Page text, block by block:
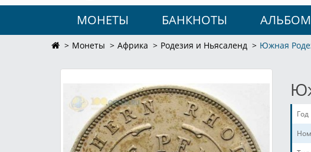
МОНЕТЫ БАНКНОТЫ
Монеты Африка Родезия и Ньясаленд Южная
Год